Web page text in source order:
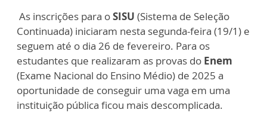
As inscrições para oSISU (Sistema de Seleção
Continuada) iniciaram nesta segunda-feira (19/1) e
seguem até o dia 26 de fevereiro. Para os
estudantes que realizaram as provas do Enem
(Exame Nacional do Ensino Médio) de 2025 a
oportunidade de conseguir uma vaga em uma
instituição pública ficou mais descomplicada.